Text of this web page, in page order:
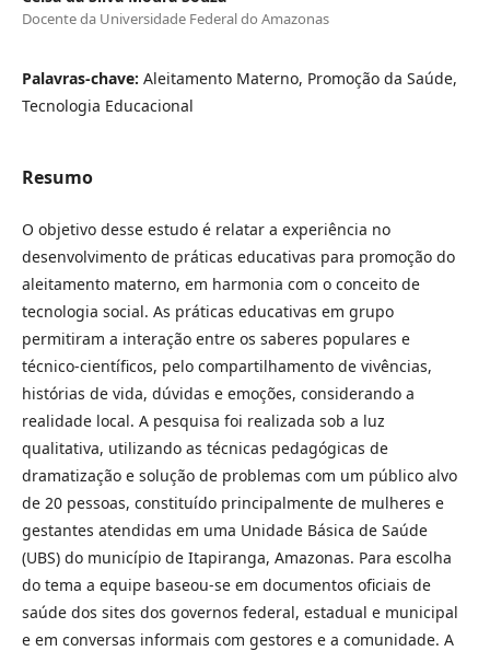
Docente da Universidade Federal do Amazonas
Palavras-chave: Aleitamento Materno, Promoção da Saúde,
Tecnologia Educacional
Resumo
O objetivo desse estudo é relatar a experiência no
desenvolvimento de práticas educativas para promoção do
aleitamento materno, em harmonia com o conceito de
tecnologia social. As práticas educativas em grupo
permitiram a interação entre os saberes populares e
técnico-científicos, pelo compartilhamento de vivências,
histórias de vida, dúvidas e emoções, considerando a
realidade local. A pesquisa foi realizada sob a luz
qualitativa, utilizando as técnicas pedagógicas de
dramatização e solução de problemas com um público alvo
de 20 pessoas, constituído principalmente de mulheres e
gestantes atendidas em uma Unidade Básica de Saúde
(UBS) do município de Itapiranga, Amazonas. Para escolha
do tema a equipe baseou-se em documentos oficiais de
saúde dos sites dos governos federal, estadual e municipal
e em conversas informais com gestores e a comunidade. A